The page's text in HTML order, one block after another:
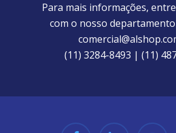
Para mais informações,
com o nosso
(11) 3284-8493 | (11)